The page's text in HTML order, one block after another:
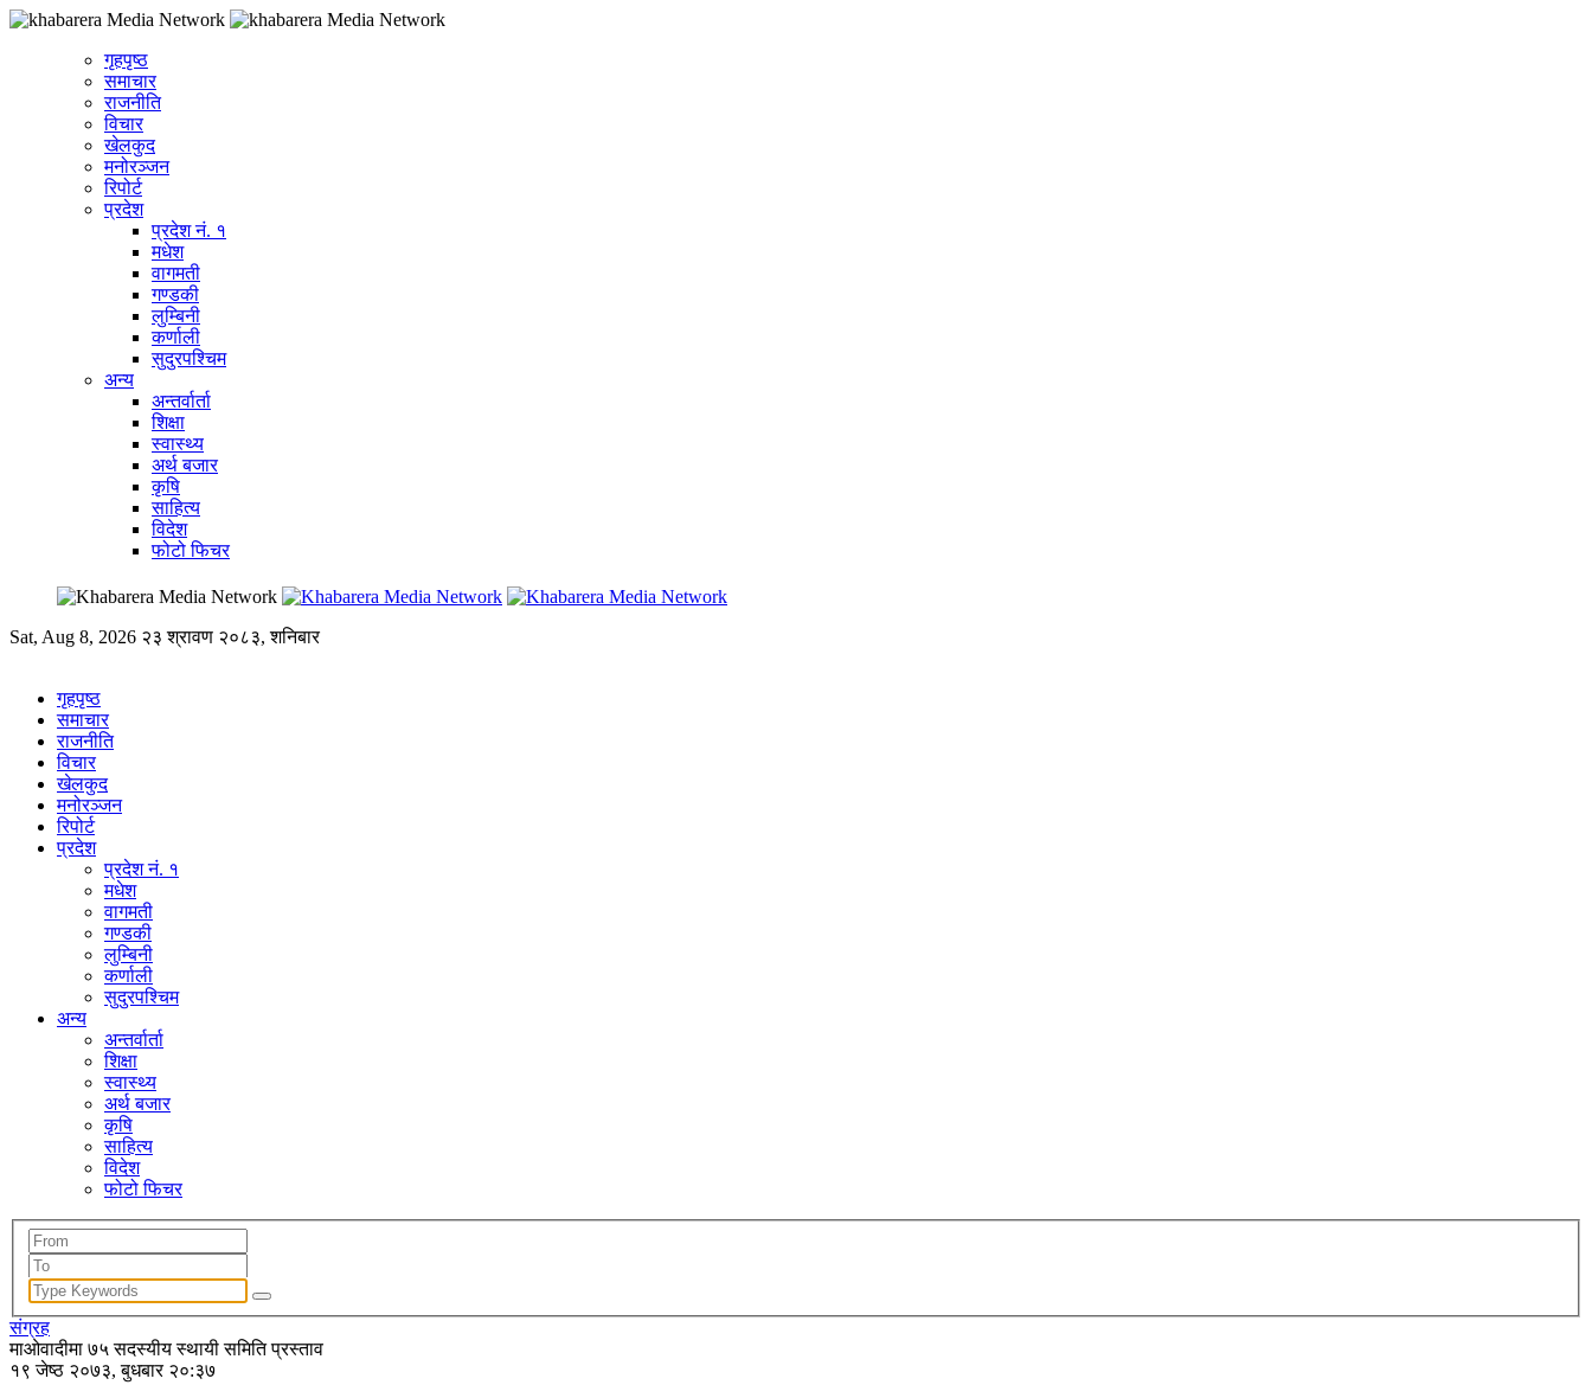
गृहपृष्ठ
समाचार
राजनीति
विचार
खेलकुद
मनोरञ्जन
रिपोर्ट
प्रदेश
प्रदेश नं. १
मधेश
वागमती
गण्डकी
लुम्बिनी
कर्णाली
सुदुरपश्चिम
अन्य
अन्तर्वार्ता
शिक्षा
स्वास्थ्य
अर्थ बजार
कृषि
साहित्य
विदेश
फोटो फिचर
Sat, Aug 8, 2026 २३ श्रावण २०८३, शनिबार
गृहपृष्ठ
समाचार
राजनीति
विचार
खेलकुद
मनोरञ्जन
रिपोर्ट
प्रदेश
प्रदेश नं. १
मधेश
वागमती
गण्डकी
लुम्बिनी
कर्णाली
सुदुरपश्चिम
अन्य
अन्तर्वार्ता
शिक्षा
स्वास्थ्य
अर्थ बजार
कृषि
साहित्य
विदेश
फोटो फिचर
संग्रह
माओवादीमा ७५ सदस्यीय स्थायी समिति प्रस्ताव
१९ जेष्ठ २०७३, बुधबार २०:३७